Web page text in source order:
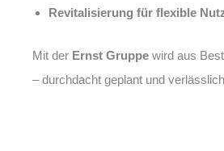
Revitalisierung für flexible
Mit der Ernst Gruppe wird aus
– durchdacht geplant und